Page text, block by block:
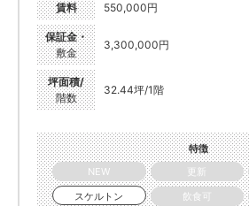
賃料 550,000円
保証金・
敷金
3,300,000円
坪面積/
階数
32.44坪/1階
特徴
NEW
更新
スケルトン
飲食可